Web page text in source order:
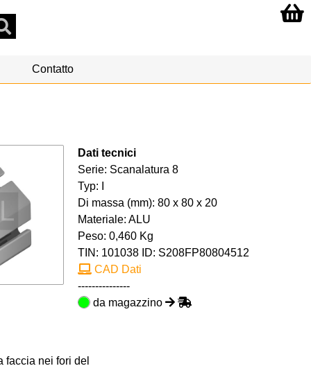
Contatto
Dati tecnici
Serie: Scanalatura 8
Typ: I
Di massa (mm): 80 x 80 x 20
Materiale: ALU
Peso: 0,460 Kg
TIN: 101038 ID: S208FP80804512
CAD Dati
---------------
da magazzino
faccia nei fori del